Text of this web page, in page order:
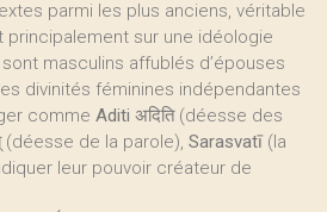
parmi les plus anciens, véritable
sur une idéologie
masculins affublés d’épouses
divinités féminines indépendantes
comme Aditi अदिति (déesse des
(déesse de la parole), Sarasvatī(la
leur pouvoir créateur de